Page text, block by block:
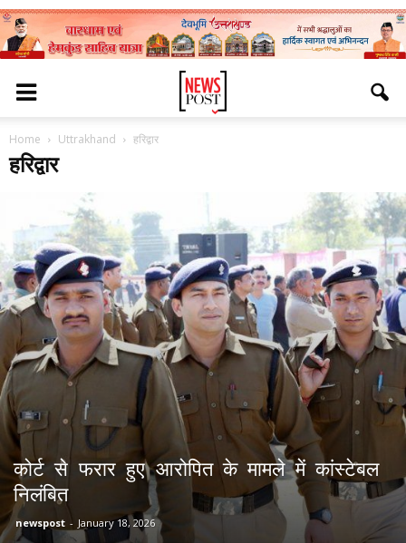
Home Uttrakhand हरिद्वार
हरिद्वार
कोर्ट से फरार हुए आरोपित के मामले में कांस्टेबल
निलंबित
newspost - January 18, 2026